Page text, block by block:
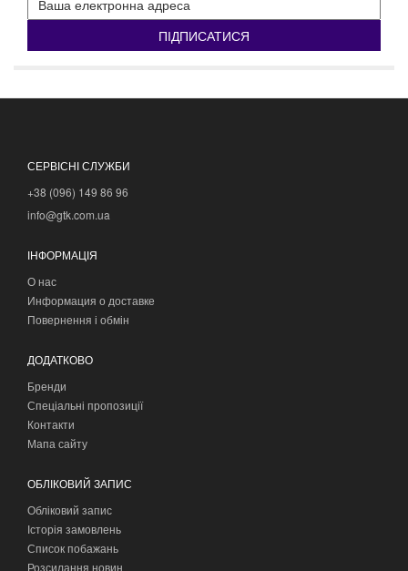
ПІДПИСАТИСЯ
СЕРВІСНІ СЛУЖБИ
+38 (096) 149 86 96
info@gtk.com.ua
ІНФОРМАЦІЯ
О нас
Информация о доставке
Повернення і обмін
ДОДАТКОВО
Бренди
Спеціальні пропозиції
Контакти
Мапа сайту
ОБЛІКОВИЙ ЗАПИС
Обліковий запис
Історія замовлень
Список побажань
Розсилання новин